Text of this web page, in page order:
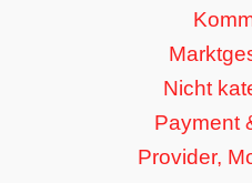
Nicht
Payment
Provider,